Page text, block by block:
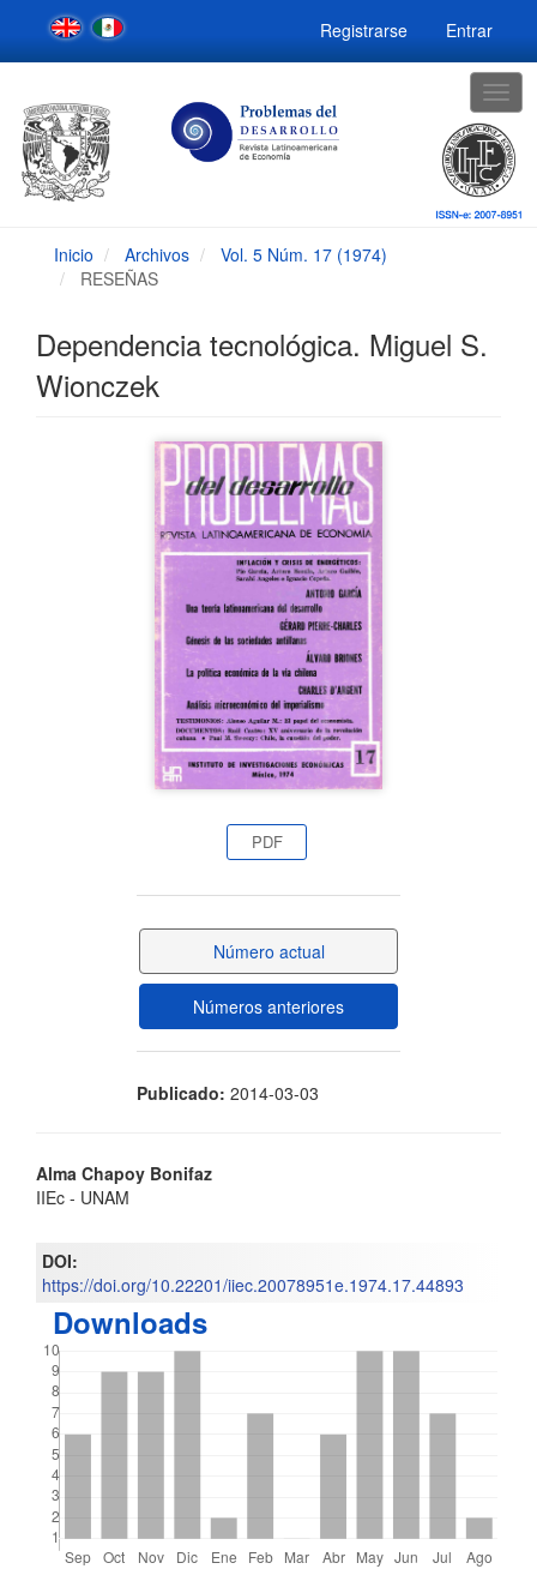
Navegación
principal
Contenido
Barra
lateral
Registrarse Entrar
Inicio Archivos
Vol. 5 Núm. 17 (1974)
RESEÑAS
Dependencia tecnológica. Miguel S.
Wionczek
PDF
Número actual
Números anteriores
Publicado: 2014-03-03
Contenido
del
artículo
Alma Chapoy Bonifaz
IIEc - UNAM
DOI:
https://doi.org/10.22201/iiec.20078951e.1974.17.44893
Downloads